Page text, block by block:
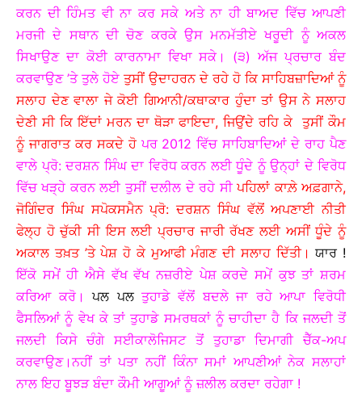
ਕਰਨ ਦੀ ਹਿੰਮਤ ਵੀ ਨਾ ਕਰ ਸਕੇ ਅਤੇ ਨਾ ਹੀ ਬਾਅਦ ਵਿੱਚ ਆਪਣੀ
ਮਰਜੀ ਦੇ ਸਥਾਨ ਦੀ ਚੋਣ ਕਰਕੇ ਉਸ ਮਨਮੱਤੀਏ ਖਰੂਦੀ ਨੂੰ ਅਕਲ
ਸਿਖਾਉਣ ਦਾ ਕੋਈ ਕਾਰਨਾਮਾ ਵਿਖਾ ਸਕੇ। (੩) ਅੱਜ ਪ੍ਰਚਾਰ ਬੰਦ
ਕਰਵਾਉਣ ’ਤੇ ਤੁਲੇ ਹੋਏ ਤੁਸੀਂ ਉਦਾਹਰਨ ਦੇ ਰਹੇ ਹੋ ਕਿ ਸਾਹਿਬਜ਼ਾਦਿਆਂ ਨੂੰ
ਸਲਾਹ ਦੇਣ ਵਾਲਾ ਜੇ ਕੋਈ ਗਿਆਨੀ/ਕਥਾਕਾਰ ਹੁੰਦਾ ਤਾਂ ਉਸ ਨੇ ਸਲਾਹ
ਦੇਣੀ ਸੀ ਕਿ ਇੱਦਾਂ ਮਰਨ ਦਾ ਥੋੜਾ ਫਾਇਦਾ, ਜਿਉਂਦੇ ਰਹਿ ਕੇ ਤੁਸੀਂ ਕੌਮ
ਨੂੰ ਜਾਗਰਾਤ ਕਰ ਸਕਦੇ ਹੋ ਪਰ 2012 ਵਿੱਚ ਸਾਹਿਬਾਦਿਆਂ ਦੇ ਰਾਹ ਪੈਣ
ਵਾਲੇ ਪ੍ਰੋ: ਦਰਸ਼ਨ ਸਿੰਘ ਦਾ ਵਿਰੋਧ ਕਰਨ ਲਈ ਧੂੰਦੇ ਨੂੰ ਉਨ੍ਹਾਂ ਦੇ ਵਿਰੋਧ
ਵਿੱਚ ਖੜ੍ਹੇ ਕਰਨ ਲਈ ਤੁਸੀਂ ਦਲੀਲ ਦੇ ਰਹੇ ਸੀ ਪਹਿਲਾਂ ਕਾਲ਼ੇ ਅਫ਼ਗਾਨੇ,
ਜੋਗਿੰਦਰ ਸਿੰਘ ਸਪੋਕਸਮੈਨ ਪ੍ਰੋ: ਦਰਸ਼ਨ ਸਿੰਘ ਵੱਲੋਂ ਅਪਣਾਈ ਨੀਤੀ
ਫੇਲ੍ਹ ਹੋ ਚੁੱਕੀ ਸੀ ਇਸ ਲਈ ਪ੍ਰਚਾਰ ਜਾਰੀ ਰੱਖਣ ਲਈ ਅਸੀਂ ਧੂੰਦੇ ਨੂੰ
ਅਕਾਲ ਤਖ਼ਤ ’ਤੇ ਪੇਸ਼ ਹੋ ਕੇ ਮੁਆਫੀ ਮੰਗਣ ਦੀ ਸਲਾਹ ਦਿੱਤੀ। ਯਾਰ !
ਇੱਕੋ ਸਮੇਂ ਹੀ ਐਸੇ ਵੱਖ ਵੱਖ ਨਜ਼ਰੀਏ ਪੇਸ਼ ਕਰਦੇ ਸਮੇਂ ਕੁਝ ਤਾਂ ਸ਼ਰਮ
ਕਰਿਆ ਕਰੋ।ਪਲ ਪਲਤੁਹਾਡੇ ਵੱਲੋਂ ਬਦਲੇ ਜਾ ਰਹੇ ਆਪਾ ਵਿਰੋਧੀ
ਫੈਸਲਿਆਂ ਨੂੰ ਵੇਖ ਕੇ ਤਾਂ ਤੁਹਾਡੇ ਸਮਰਥਕਾਂ ਨੂੰ ਚਾਹੀਦਾ ਹੈ ਕਿ ਜਲਦੀ ਤੋਂ
ਜਲਦੀ ਕਿਸੇ ਚੰਗੇ ਸਈਕਾਲੋਜਿਸਟ ਤੋਂ ਤੁਹਾਡਾ ਦਿਮਾਗੀ ਚੈੱਕ-ਅਪ
ਕਰਵਾਉਣ।ਨਹੀਂ ਤਾਂ ਪਤਾ ਨਹੀਂ ਕਿੰਨਾ ਸਮਾਂ ਆਪਣੀਆਂ ਨੇਕ ਸਲਾਹਾਂ
ਨਾਲ ਇਹ ਬੂਝੜ ਬੰਦਾ ਕੌਮੀ ਆਗੂਆਂ ਨੂੰ ਜ਼ਲੀਲ ਕਰਦਾ ਰਹੇਗਾ !